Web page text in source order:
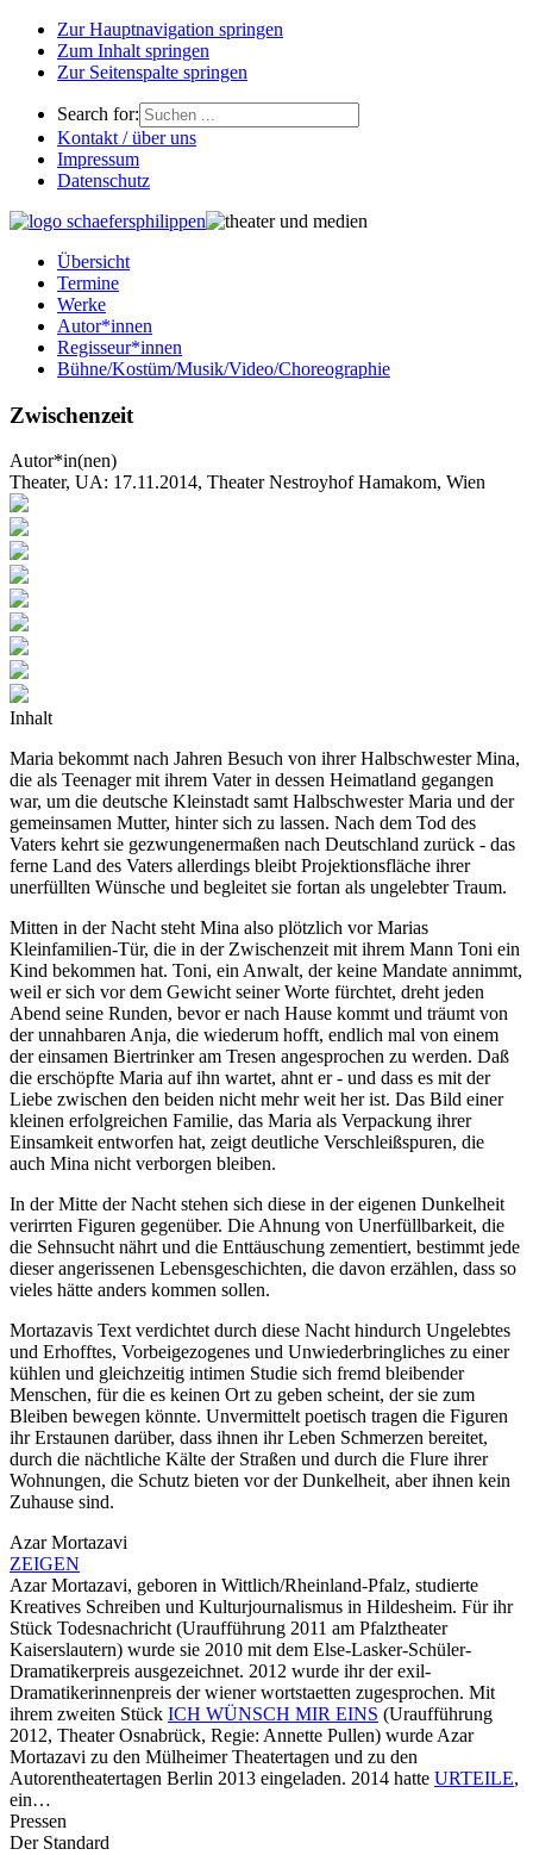
Zur Hauptnavigation springen
Zum Inhalt springen
Zur Seitenspalte springen
Search for:
Kontakt / über uns
Impressum
Datenschutz
Übersicht
Termine
Werke
Autor*innen
Regisseur*innen
Bühne/Kostüm/Musik/Video/Choreographie
Zwischenzeit
Autor*in(nen)
Theater, UA: 17.11.2014, Theater Nestroyhof Hamakom, Wien
Inhalt
Maria bekommt nach Jahren Besuch von ihrer Halbschwester Mina,
die als Teenager mit ihrem Vater in dessen Heimatland gegangen
war, um die deutsche Kleinstadt samt Halbschwester Maria und der
gemeinsamen Mutter, hinter sich zu lassen. Nach dem Tod des
Vaters kehrt sie gezwungenermaßen nach Deutschland zurück - das
ferne Land des Vaters allerdings bleibt Projektionsfläche ihrer
unerfüllten Wünsche und begleitet sie fortan als ungelebter Traum.
Mitten in der Nacht steht Mina also plötzlich vor Marias
Kleinfamilien-Tür, die in der Zwischenzeit mit ihrem Mann Toni ein
Kind bekommen hat. Toni, ein Anwalt, der keine Mandate annimmt,
weil er sich vor dem Gewicht seiner Worte fürchtet, dreht jeden
Abend seine Runden, bevor er nach Hause kommt und träumt von
der unnahbaren Anja, die wiederum hofft, endlich mal von einem
der einsamen Biertrinker am Tresen angesprochen zu werden. Daß
die erschöpfte Maria auf ihn wartet, ahnt er - und dass es mit der
Liebe zwischen den beiden nicht mehr weit her ist. Das Bild einer
kleinen erfolgreichen Familie, das Maria als Verpackung ihrer
Einsamkeit entworfen hat, zeigt deutliche Verschleißspuren, die
auch Mina nicht verborgen bleiben.
In der Mitte der Nacht stehen sich diese in der eigenen Dunkelheit
verirrten Figuren gegenüber. Die Ahnung von Unerfüllbarkeit, die
die Sehnsucht nährt und die Enttäuschung zementiert, bestimmt jede
dieser angerissenen Lebensgeschichten, die davon erzählen, dass so
vieles hätte anders kommen sollen.
Mortazavis Text verdichtet durch diese Nacht hindurch Ungelebtes
und Erhofftes, Vorbeigezogenes und Unwiederbringliches zu einer
kühlen und gleichzeitig intimen Studie sich fremd bleibender
Menschen, für die es keinen Ort zu geben scheint, der sie zum
Bleiben bewegen könnte. Unvermittelt poetisch tragen die Figuren
ihr Erstaunen darüber, dass ihnen ihr Leben Schmerzen bereitet,
durch die nächtliche Kälte der Straßen und durch die Flure ihrer
Wohnungen, die Schutz bieten vor der Dunkelheit, aber ihnen kein
Zuhause sind.
Azar Mortazavi
ZEIGEN
Azar Mortazavi, geboren in Wittlich/Rheinland-Pfalz, studierte
Kreatives Schreiben und Kulturjournalismus in Hildesheim. Für ihr
Stück Todesnachricht (Uraufführung 2011 am Pfalztheater
Kaiserslautern) wurde sie 2010 mit dem Else-Lasker-Schüler-
Dramatikerpreis ausgezeichnet. 2012 wurde ihr der exil-
Dramatikerinnenpreis der wiener wortstaetten zugesprochen. Mit
ihrem zweiten Stück ICH WÜNSCH MIR EINS (Uraufführung
2012, Theater Osnabrück, Regie: Annette Pullen) wurde Azar
Mortazavi zu den Mülheimer Theatertagen und zu den
Autorentheatertagen Berlin 2013 eingeladen. 2014 hatte URTEILE,
ein…
Pressen
Der Standard